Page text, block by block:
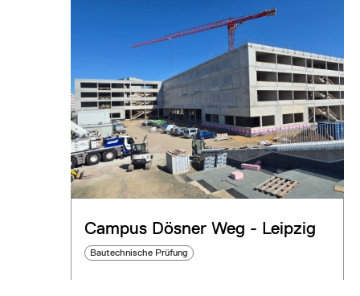
Campus Dösner Weg - Leipzig
Bautechnische Prüfung